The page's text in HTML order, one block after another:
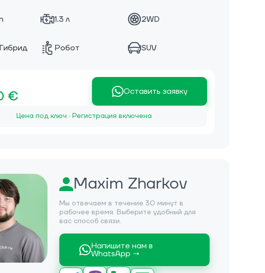
1.3 л 2WD
Робот SUV
€ Оставить заявку
Цена под ключ · Регистрация включена
Maxim Zharkov
Мы отвечаем в течение 30 минут в
рабочее время. Выберите удобный для
вас способ связи.
Напишите нам в
WhatsApp →